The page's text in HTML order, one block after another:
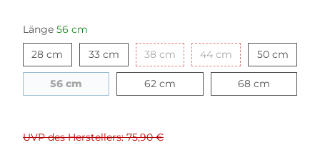
Länge 56 cm
28 cm 28 cm33 cm33 cm38 cm38 cm44 cm 44 cm50 cm50 cm
56 cm 62 cm62 cm 68 cm68 cm
UVP des Herstellers: 75,90 €